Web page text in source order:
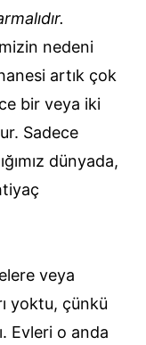
nedeni
artık çok
bir veya iki
Sadece
dünyada,
veya
yoktu, çünkü
Evleri o anda